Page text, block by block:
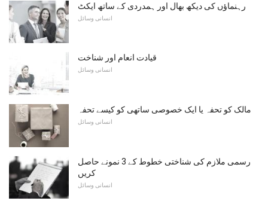
رہنماؤں کی دیکھ بھال اور ہمدردی کے ساتھ ایکٹ
انسانی وسائل
قیادت انعام اور شناخت
انسانی وسائل
مالک کو تحفہ یا ایک خصوصی ساتھی کو کیسے تحفہ
انسانی وسائل
رسمی ملازم کی شناختی خطوط کے 3 نمونے حاصل
کریں
انسانی وسائل